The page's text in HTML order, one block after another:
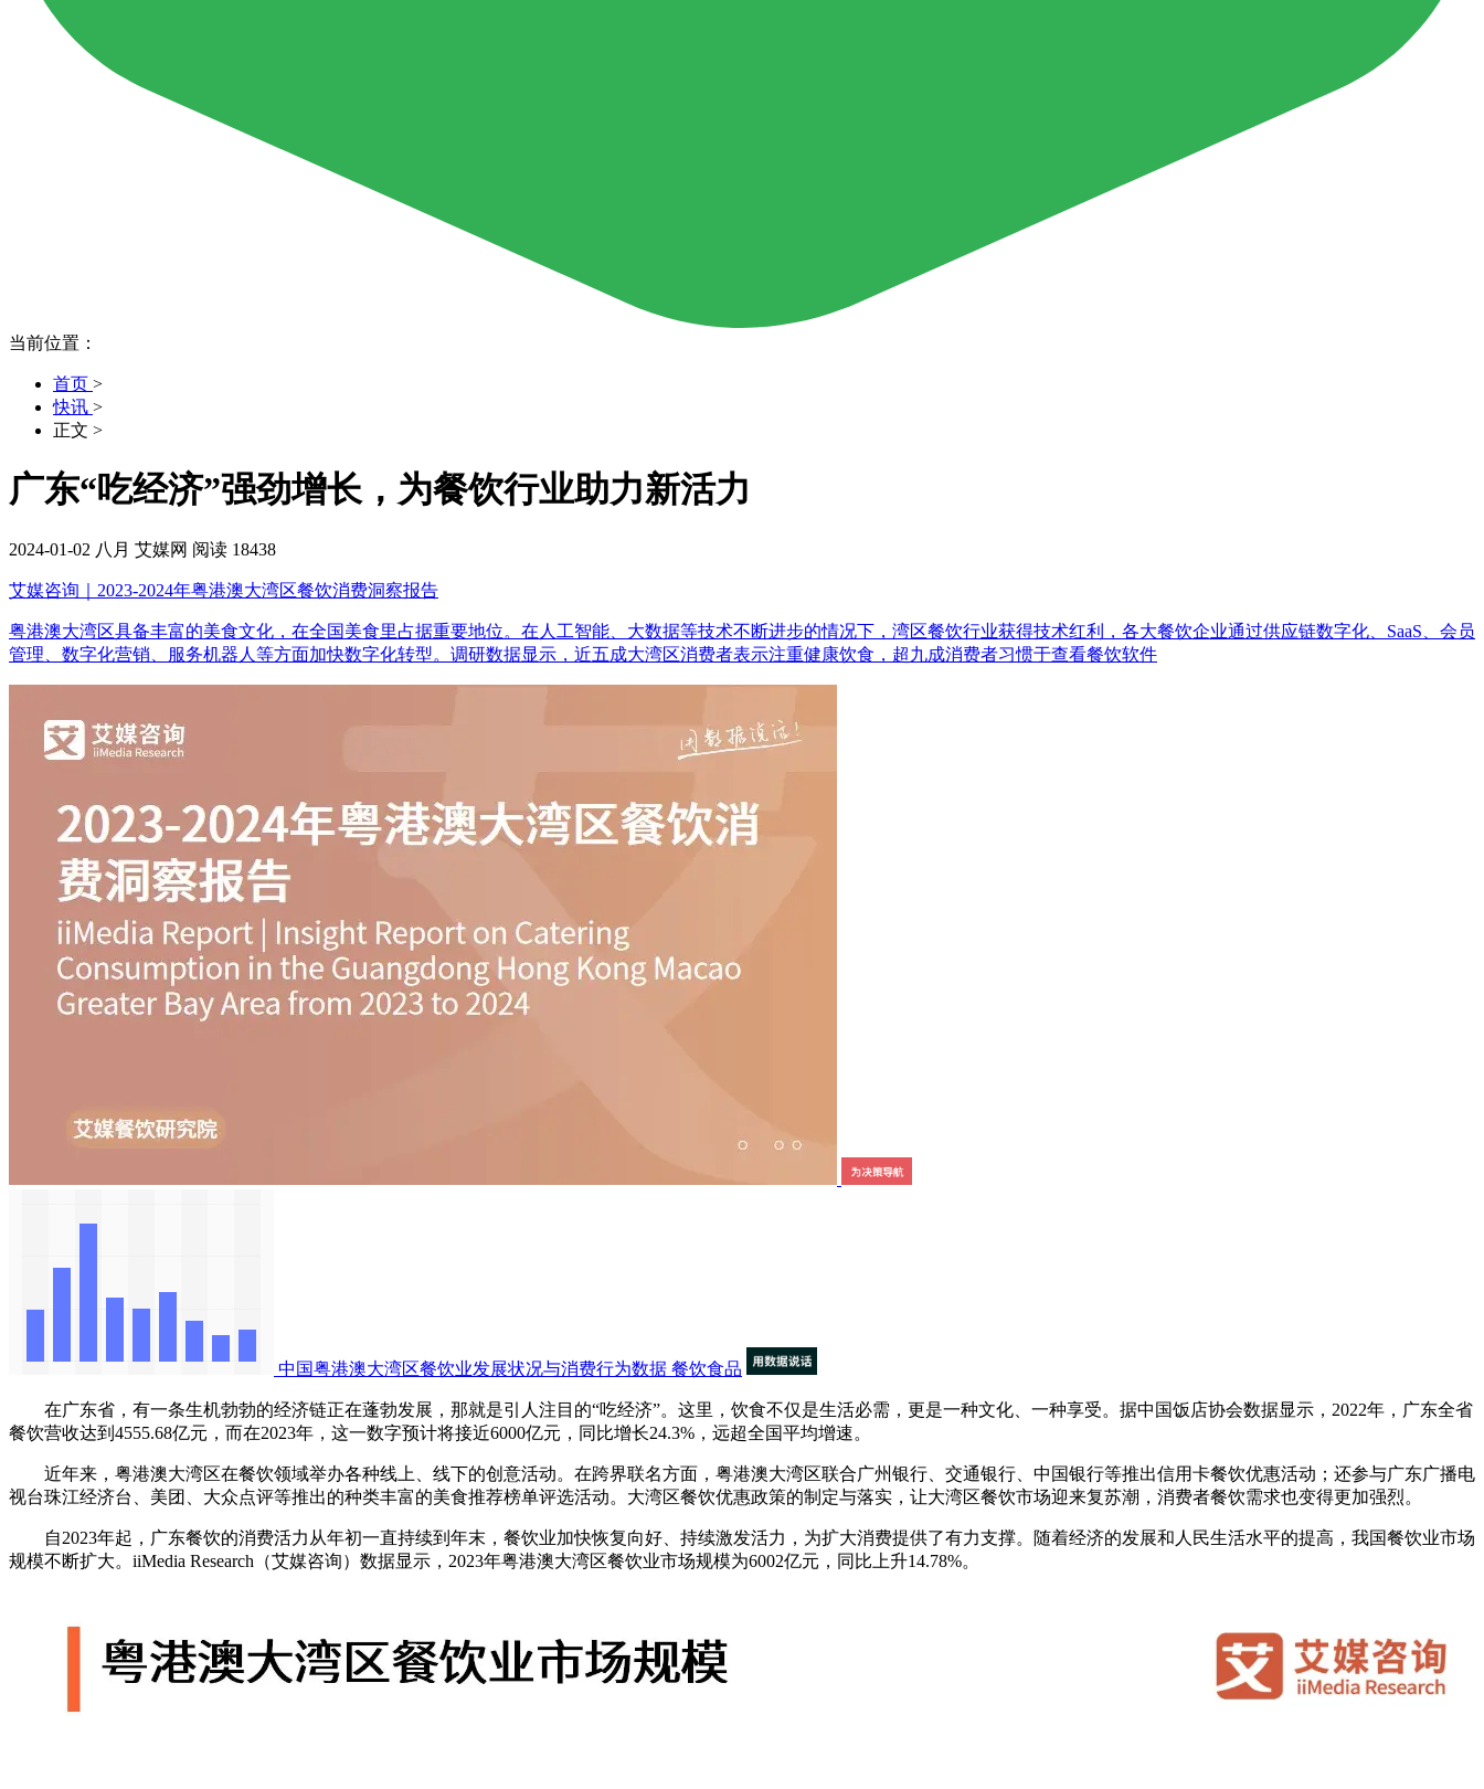
当前位置：
首页 >
快讯 >
正文 >
广东“吃经济”强劲增长，为餐饮行业助力新活力
2024-01-02 八月 艾媒网 阅读 18438
艾媒咨询｜2023-2024年粤港澳大湾区餐饮消费洞察报告
粤港澳大湾区具备丰富的美食文化，在全国美食里占据重要地位。在人工智能、大数据等技术不断进步的情况下，湾区餐饮行业获得技术红利，各大餐饮企业通过供应链数字化、SaaS、会员
管理、数字化营销、服务机器人等方面加快数字化转型。调研数据显示，近五成大湾区消费者表示注重健康饮食，超九成消费者习惯于查看餐饮软件
中国粤港澳大湾区餐饮业发展状况与消费行为数据 餐饮食品
在广东省，有一条生机勃勃的经济链正在蓬勃发展，那就是引人注目的“吃经济”。这里，饮食不仅是生活必需，更是一种文化、一种享受。据中国饭店协会数据显示，2022年，广东全省
餐饮营收达到4555.68亿元，而在2023年，这一数字预计将接近6000亿元，同比增长24.3%，远超全国平均增速。
近年来，粤港澳大湾区在餐饮领域举办各种线上、线下的创意活动。在跨界联名方面，粤港澳大湾区联合广州银行、交通银行、中国银行等推出信用卡餐饮优惠活动；还参与广东广播电
视台珠江经济台、美团、大众点评等推出的种类丰富的美食推荐榜单评选活动。大湾区餐饮优惠政策的制定与落实，让大湾区餐饮市场迎来复苏潮，消费者餐饮需求也变得更加强烈。
自2023年起，广东餐饮的消费活力从年初一直持续到年末，餐饮业加快恢复向好、持续激发活力，为扩大消费提供了有力支撑。随着经济的发展和人民生活水平的提高，我国餐饮业市场
规模不断扩大。iiMedia Research（艾媒咨询）数据显示，2023年粤港澳大湾区餐饮业市场规模为6002亿元，同比上升14.78%。